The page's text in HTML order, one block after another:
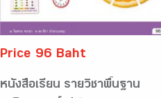
Price 96 Baht
หนังสือเรียน รายวิชาพื้นฐาน